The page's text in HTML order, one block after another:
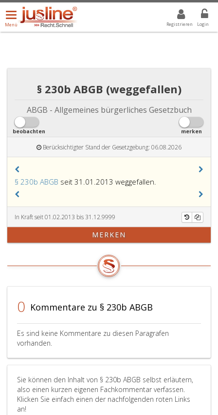
Registrieren Login
Menü
öffnen/schließen
Menü
ALLE DROPDOWN: GEWÄHLTER WERT IST ALLE
§ 230b ABGB (weggefallen)
ABGB - Allgemeines bürgerliches Gesetzbuch
beobachten merken
Berücksichtigter Stand der Gesetzgebung: 06.08.2026
§ 230b ABGB seit 31.01.2013 weggefallen.
In Kraft seit 01.02.2013 bis 31.12.9999
MERKEN
0 Kommentare zu § 230b ABGB
Es sind keine Kommentare zu diesen Paragrafen
vorhanden.
Sie können den Inhalt von § 230b ABGB selbst erläutern,
also einen kurzen eigenen Fachkommentar verfassen.
Klicken Sie einfach einen der nachfolgenden roten Links
an!